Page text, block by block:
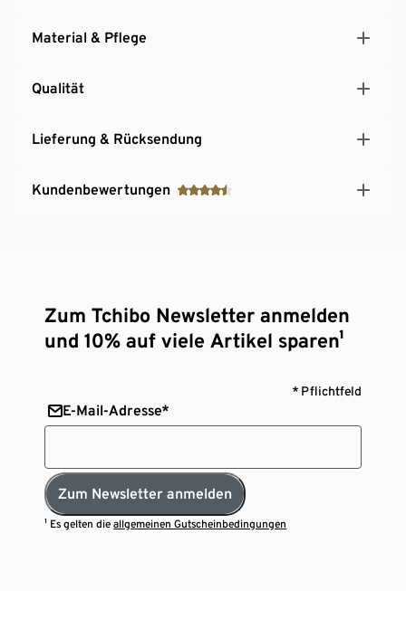
Material & Pflege
Qualität
Lieferung & Rücksendung
Kundenbewertungen
Zum Tchibo Newsletter anmelden
und 10% auf viele Artikel sparen¹
* Pflichtfeld
E-Mail-Adresse*
Zum Newsletter anmelden
¹ Es gelten dieallgemeinen Gutscheinbedingungen